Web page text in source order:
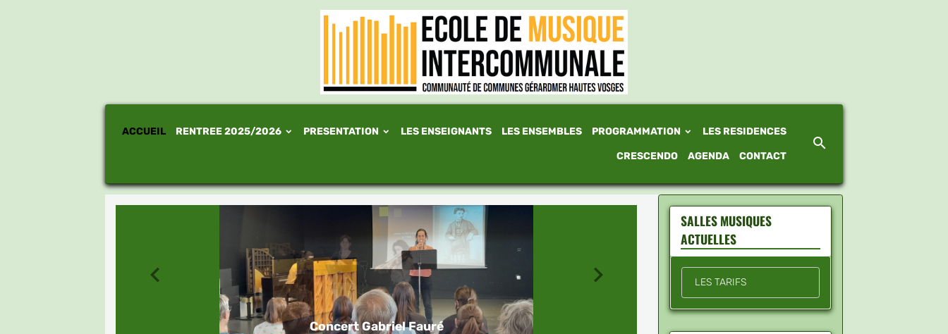
ACCUEIL RENTREE 2025/2026 PRESENTATION LES ENSEIGNANTS LES ENSEMBLES PROGRAMMATION LES RESIDENCES
CRESCENDO AGENDA CONTACT
Concert Gabriel Fauré
SALLES MUSIQUES
ACTUELLES
LES TARIFS